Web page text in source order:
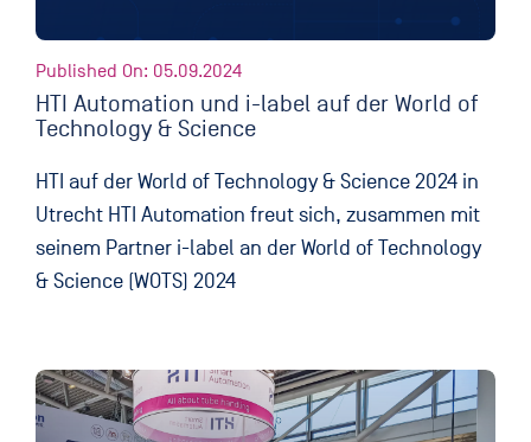
Published On: 05.09.2024
HTI Automation und i-label auf der World of
Technology & Science
HTI auf der World of Technology & Science 2024 in
Utrecht HTI Automation freut sich, zusammen mit
seinem Partner i-label an der World of Technology
& Science (WOTS) 2024